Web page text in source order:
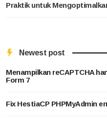
Praktik untuk
Newest post
Menampilkan reCAPTCHA
Form 7
Fix HestiaCP PHPMyAdmin